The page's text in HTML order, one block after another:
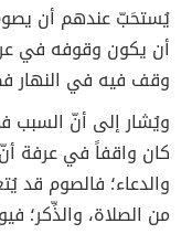
يُستحَبّ عندهم أن
أن يكون وقوفه في
وقف فيه في النهار
ويُشار إلى أنّ السبب
كان واقفاً في عرفة
والدعاء؛ فالصوم قد
من الصلاة، والذِّكر؛